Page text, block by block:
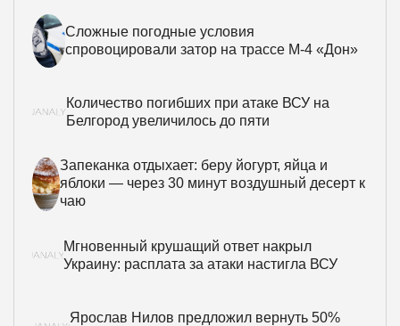
Сложные погодные условия
спровоцировали затор на трассе М-4 «Дон»
Количество погибших при атаке ВСУ на
Белгород увеличилось до пяти
Запеканка отдыхает: беру йогурт, яйца и
яблоки — через 30 минут воздушный десерт к
чаю
Мгновенный крушащий ответ накрыл
Украину: расплата за атаки настигла ВСУ
Ярослав Нилов предложил вернуть 50%